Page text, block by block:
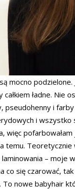
mocno podzielone.
całkiem ładne.
pseudohenny i farby
i wszystko
więc pofarbowałam
temu.
– moje
co się czarować,
To nowe babyhair